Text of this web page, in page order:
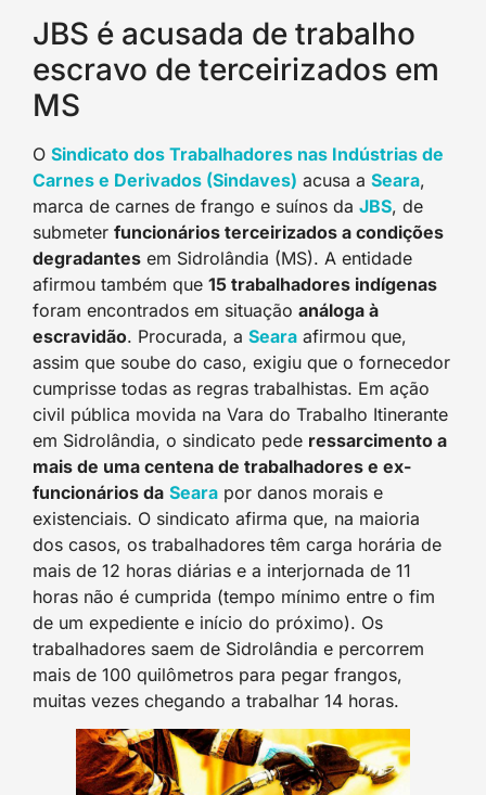
JBS é acusada de trabalho
escravo de terceirizados em
MS
O Sindicato dos Trabalhadores nas Indústrias de
Carnes e Derivados (Sindaves) acusa a Seara,
marca de carnes de frango e suínos da JBS, de
submeter funcionários terceirizados a condições
degradantes em Sidrolândia (MS). A entidade
afirmou também que 15 trabalhadores indígenas
foram encontrados em situação análoga à
escravidão. Procurada, a Seara afirmou que,
assim que soube do caso, exigiu que o fornecedor
cumprisse todas as regras trabalhistas. Em ação
civil pública movida na Vara do Trabalho Itinerante
em Sidrolândia, o sindicato pede ressarcimento a
mais de uma centena de trabalhadores e ex-
funcionários da Seara por danos morais e
existenciais. O sindicato afirma que, na maioria
dos casos, os trabalhadores têm carga horária de
mais de 12 horas diárias e a interjornada de 11
horas não é cumprida (tempo mínimo entre o fim
de um expediente e início do próximo). Os
trabalhadores saem de Sidrolândia e percorrem
mais de 100 quilômetros para pegar frangos,
muitas vezes chegando a trabalhar 14 horas.